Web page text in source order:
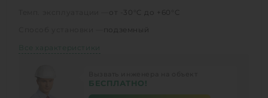
от -30°C до +60°C
подземный
Все характеристики
БЕСПЛАТНО!